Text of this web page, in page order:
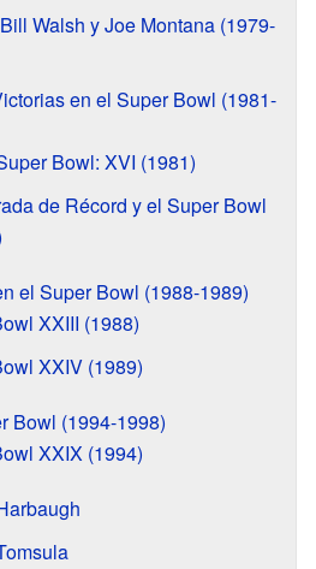
Walsh y Joe Montana (1979-
en el Super Bowl (1981-
Bowl: XVI (1981)
de Récord y el Super Bowl
el Super Bowl (1988-1989)
XXIII (1988)
XXIV (1989)
Bowl (1994-1998)
XXIX (1994)